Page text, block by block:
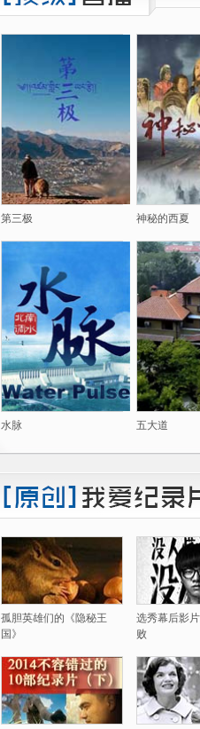
第三极 神秘的西夏
水脉 五大道
孤胆英雄们的《隐秘王
国》
选秀幕后影
败